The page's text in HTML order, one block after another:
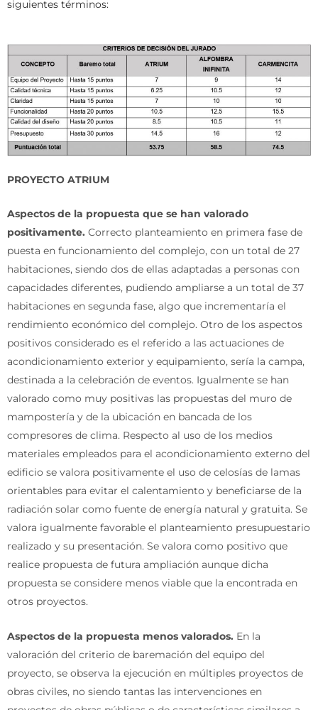
siguientes términos:
PROYECTO ATRIUM
Aspectos de la propuesta que se han valorado
positivamente. Correcto planteamiento en primera fase de
puesta en funcionamiento del complejo, con un total de 27
habitaciones, siendo dos de ellas adaptadas a personas con
capacidades diferentes, pudiendo ampliarse a un total de 37
habitaciones en segunda fase, algo que incrementaría el
rendimiento económico del complejo. Otro de los aspectos
positivos considerado es el referido a las actuaciones de
acondicionamiento exterior y equipamiento, sería la campa,
destinada a la celebración de eventos. Igualmente se han
valorado como muy positivas las propuestas del muro de
mampostería y de la ubicación en bancada de los
compresores de clima. Respecto al uso de los medios
materiales empleados para el acondicionamiento externo del
edificio se valora positivamente el uso de celosías de lamas
orientables para evitar el calentamiento y beneficiarse de la
radiación solar como fuente de energía natural y gratuita. Se
valora igualmente favorable el planteamiento presupuestario
realizado y su presentación. Se valora como positivo que
realice propuesta de futura ampliación aunque dicha
propuesta se considere menos viable que la encontrada en
otros proyectos.
Aspectos de la propuesta menos valorados. En la
valoración del criterio de baremación del equipo del
proyecto, se observa la ejecución en múltiples proyectos de
obras civiles, no siendo tantas las intervenciones en